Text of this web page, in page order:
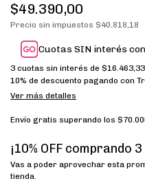
$49.390,00
Precio sin impuestos $40.818,18
Cuotas SIN interés con
3 cuotas sin interés de $16.463,33
10% de descuento pagando con
Ver más detalles
Envío gratis superando los
¡10% OFF comprando
Vas a poder aprovechar esta
tienda.